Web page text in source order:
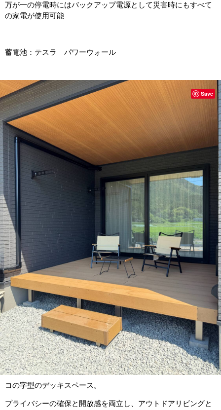
万が一の停電時にはバックアップ電源として災害時にもすべて
の家電が使用可能
蓄電池：テスラ パワーウォール
コの字型のデッキスペース。
プライバシーの確保と開放感を両立し、アウトドアリビングと
Save